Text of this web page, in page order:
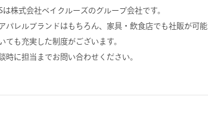
は株式会社ベイクルーズのグループ会社です。
パレルブランドはもちろん、家具・飲食店でも社販が可
ても充実した制度がございます。
時に担当までお問い合わせください。